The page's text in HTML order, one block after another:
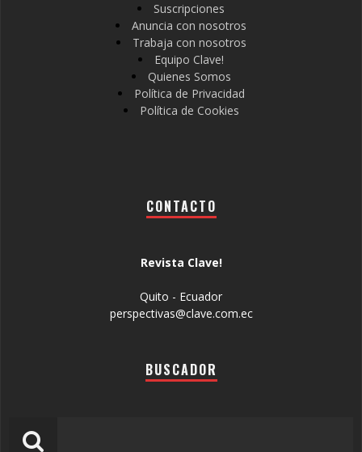
Suscripciones
Anuncia con nosotros
Trabaja con nosotros
Equipo Clave!
Quienes Somos
Política de Privacidad
Política de Cookies
CONTACTO
Revista Clave!
Quito - Ecuador
perspectivas@clave.com.ec
BUSCADOR